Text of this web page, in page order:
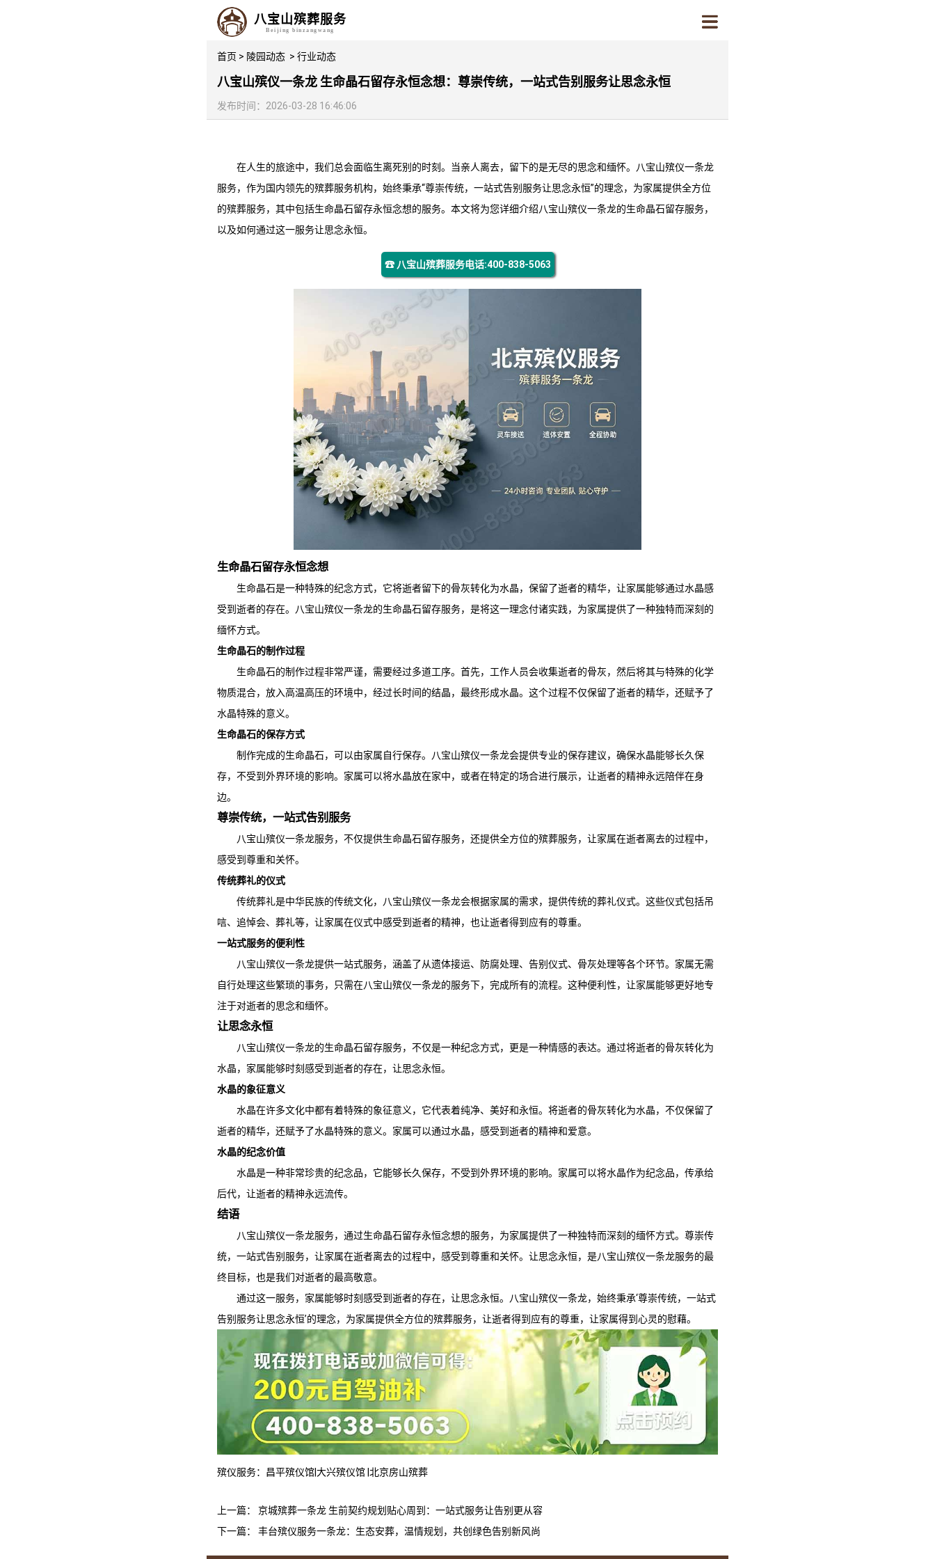
八宝山殡葬服务
Beijing binzangwang
首页 > 陵园动态 > 行业动态
八宝山殡仪一条龙 生命晶石留存永恒念想：尊崇传统，一站式告别服务让思念永恒
发布时间：2026-03-28 16:46:06
在人生的旅途中，我们总会面临生离死别的时刻。当亲人离去，留下的是无尽的思念和缅怀。
八宝山殡仪一条龙
服务，作为国内领先的殡葬服务机构，始终秉承“尊崇传统，一站式告别服务让思念永恒”的理念，为家属提供全方位
的殡葬服务，其中包括生命晶石留存永恒念想的服务。本文将为您详细介绍八宝山殡仪一条龙的生命晶石留存服务，
以及如何通过这一服务让思念永恒。
☎ 八宝山殡葬服务电话:400-838-5063
生命晶石留存永恒念想
生命晶石是一种特殊的纪念方式，它将逝者留下的骨灰转化为水晶，保留了逝者的精华，让家属能够通过水晶感
受到逝者的存在。
八宝山殡仪一条龙的生命晶石留存服务，是将这一理念付诸实践，为家属提供了一种独特而深刻的
缅怀方式。
生命晶石的制作过程
生命晶石的制作过程非常严谨，需要经过多道工序。首先，工作人员会收集逝者的骨灰，然后将其与特殊的化学
物质混合，放入高温高压的环境中，经过长时间的结晶，最终形成水晶。这个过程不仅保留了逝者的精华，还赋予了
水晶特殊的意义。
生命晶石的保存方式
制作完成的生命晶石，可以由家属自行保存。
八宝山殡仪一条龙会提供专业的保存建议，确保水晶能够长久保
存，不受到外界环境的影响。家属可以将水晶放在家中，或者在特定的场合进行展示，让逝者的精神永远陪伴在身
边。
尊崇传统，一站式告别服务
八宝山殡仪一条龙服务，不仅提供生命晶石留存服务，还提供全方位的殡葬服务，让家属在逝者离去的过程中，
感受到尊重和关怀。
传统葬礼的仪式
传统葬礼是中华民族的传统文化，
八宝山殡仪一条龙会根据家属的需求，提供传统的葬礼仪式。这些仪式包括吊
唁、追悼会、葬礼等，让家属在仪式中感受到逝者的精神，也让逝者得到应有的尊重。
一站式服务的便利性
八宝山殡仪一条龙提供一站式服务，涵盖了从遗体接运、防腐处理、告别仪式、骨灰处理等各个环节。家属无需
自行处理这些繁琐的事务，只需在八宝山殡仪一条龙的服务下，完成所有的流程。这种便利性，让家属能够更好地专
注于对逝者的思念和缅怀。
让思念永恒
八宝山殡仪一条龙的生命晶石留存服务，不仅是一种纪念方式，更是一种情感的表达。通过将逝者的骨灰转化为
水晶，家属能够时刻感受到逝者的存在，让思念永恒。
水晶的象征意义
水晶在许多文化中都有着特殊的象征意义，它代表着纯净、美好和永恒。将逝者的骨灰转化为水晶，不仅保留了
逝者的精华，还赋予了水晶特殊的意义。家属可以通过水晶，感受到逝者的精神和爱意。
水晶的纪念价值
水晶是一种非常珍贵的纪念品，它能够长久保存，不受到外界环境的影响。家属可以将水晶作为纪念品，传承给
后代，让逝者的精神永远流传。
结语
八宝山殡仪一条龙服务，通过生命晶石留存永恒念想的服务，为家属提供了一种独特而深刻的缅怀方式。尊崇传
统，一站式告别服务，让家属在逝者离去的过程中，感受到尊重和关怀。让思念永恒，是八宝山殡仪一条龙服务的最
终目标，也是我们对逝者的最高敬意。
通过这一服务，家属能够时刻感受到逝者的存在，让思念永恒。
八宝山殡仪一条龙，始终秉承‘尊崇传统，一站式
告别服务让思念永恒’的理念，为家属提供全方位的殡葬服务，让逝者得到应有的尊重，让家属得到心灵的慰藉。
殡仪服务： 昌平殡仪馆大兴殡仪馆 北京房山殡葬
上一篇： 京城殡葬一条龙 生前契约规划贴心周到：一站式服务让告别更从容
下一篇： 丰台殡仪服务一条龙：生态安葬，温情规划，共创绿色告别新风尚